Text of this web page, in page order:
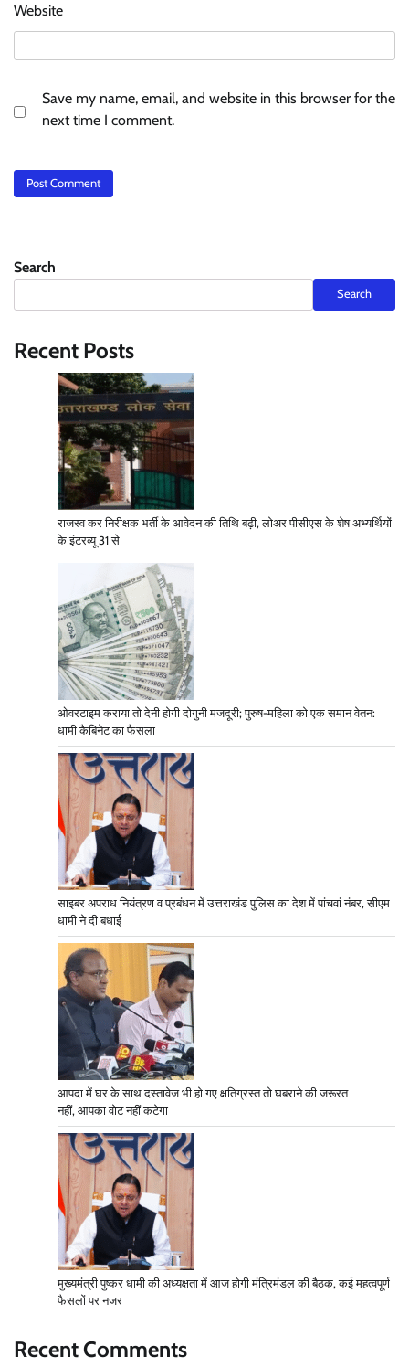
Website
Save my name, email, and website in this browser for the
next time I comment.
Search
Search
Recent Posts
राजस्व कर निरीक्षक भर्ती के आवेदन की तिथि बढ़ी, लोअर पीसीएस के शेष अभ्यर्थियों
के इंटरव्यू 31 से
ओवरटाइम कराया तो देनी होगी दोगुनी मजदूरी; पुरुष-महिला को एक समान वेतन:
धामी कैबिनेट का फैसला
साइबर अपराध नियंत्रण व प्रबंधन में उत्तराखंड पुलिस का देश में पांचवां नंबर, सीएम
धामी ने दी बधाई
आपदा में घर के साथ दस्तावेज भी हो गए क्षतिग्रस्त तो घबराने की जरूरत
नहीं, आपका वोट नहीं कटेगा
मुख्यमंत्री पुष्कर धामी की अध्यक्षता में आज होगी मंत्रिमंडल की बैठक, कई महत्वपूर्ण
फैसलों पर नजर
Recent Comments